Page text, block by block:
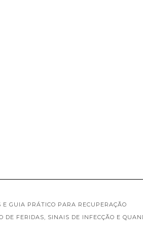
GUIA PRÁTICO PARA RECUPERAÇÃO
FERIDAS, SINAIS DE INFECÇÃO E